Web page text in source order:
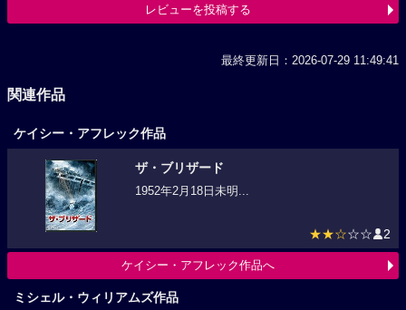
レビューを投稿する
最終更新日：2026-07-29 11:49:41
関連作品
ケイシー・アフレック作品
ザ・ブリザード
1952年2月18日未明...
★★☆☆☆ 2
ケイシー・アフレック作品へ
ミシェル・ウィリアムズ作品